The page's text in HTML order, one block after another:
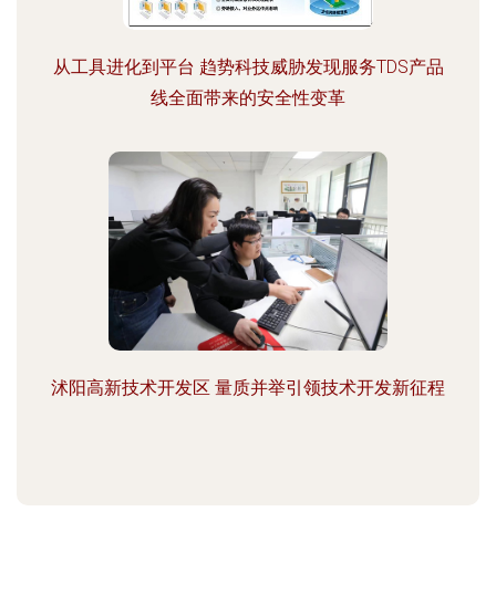
从工具进化到平台 趋势科技威胁发现服务TDS产品
线全面带来的安全性变革
沭阳高新技术开发区 量质并举引领技术开发新征程